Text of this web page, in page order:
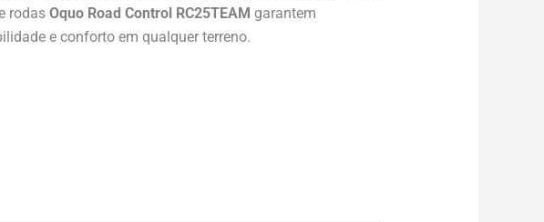
rodasOquo Road Control RC25TEAM garantem
e conforto em qualquer terreno.